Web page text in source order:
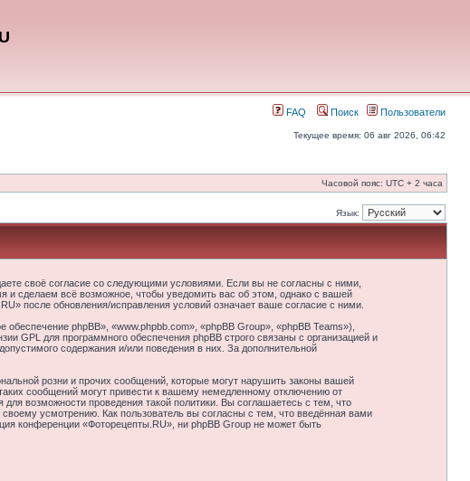
FAQ Поиск Пользователи
Текущее время: 06 авг 2026, 06:42
Часовой пояс: UTC + 2 часа
Язык:
своё согласие со следующими условиями. Если вы не согласны с ними,
и сделаем всё возможное, чтобы уведомить вас об этом, однако с вашей
после обновления/исправления условий означает ваше согласие с ними.
phpBB», «www.phpbb.com», «phpBB Group», «phpBB Teams»),
GPL для программного обеспечения phpBB строго связаны с организацией и
содержания и/или поведения в них. За дополнительной
розни и прочих сообщений, которые могут нарушить законы вашей
сообщений могут привести к вашему немедленному отключению от
возможности проведения такой политики. Вы соглашаетесь с тем, что
усмотрению. Как пользователь вы согласны с тем, что введённая вами
конференции «Фоторецепты.RU», ни phpBB Group не может быть